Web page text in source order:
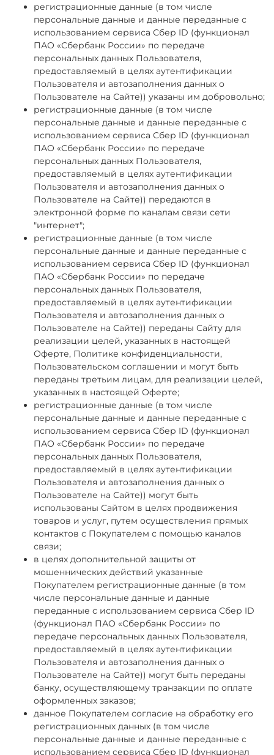
регистрационные данные (в том числе
персональные данные и данные переданные с
использованием сервиса Сбер ID (функционал
ПАО «Сбербанк России» по передаче
персональных данных Пользователя,
предоставляемый в целях аутентификации
Пользователя и автозаполнения данных о
Пользователе на Сайте)) указаны им добровольно;
регистрационные данные (в том числе
персональные данные и данные переданные с
использованием сервиса Сбер ID (функционал
ПАО «Сбербанк России» по передаче
персональных данных Пользователя,
предоставляемый в целях аутентификации
Пользователя и автозаполнения данных о
Пользователе на Сайте)) передаются в
электронной форме по каналам связи сети
"интернет";
регистрационные данные (в том числе
персональные данные и данные переданные с
использованием сервиса Сбер ID (функционал
ПАО «Сбербанк России» по передаче
персональных данных Пользователя,
предоставляемый в целях аутентификации
Пользователя и автозаполнения данных о
Пользователе на Сайте)) переданы Сайту для
реализации целей, указанных в настоящей
Оферте, Политике конфиденциальности,
Пользовательском соглашении и могут быть
переданы третьим лицам, для реализации целей,
указанных в настоящей Оферте;
регистрационные данные (в том числе
персональные данные и данные переданные с
использованием сервиса Сбер ID (функционал
ПАО «Сбербанк России» по передаче
персональных данных Пользователя,
предоставляемый в целях аутентификации
Пользователя и автозаполнения данных о
Пользователе на Сайте)) могут быть
использованы Сайтом в целях продвижения
товаров и услуг, путем осуществления прямых
контактов с Покупателем с помощью каналов
связи;
в целях дополнительной защиты от
мошеннических действий указанные
Покупателем регистрационные данные (в том
числе персональные данные и данные
переданные с использованием сервиса Сбер ID
(функционал ПАО «Сбербанк России» по
передаче персональных данных Пользователя,
предоставляемый в целях аутентификации
Пользователя и автозаполнения данных о
Пользователе на Сайте)) могут быть переданы
банку, осуществляющему транзакции по оплате
оформленных заказов;
данное Покупателем согласие на обработку его
регистрационных данных (в том числе
персональные данные и данные переданные с
использованием сервиса Сбер ID (функционал